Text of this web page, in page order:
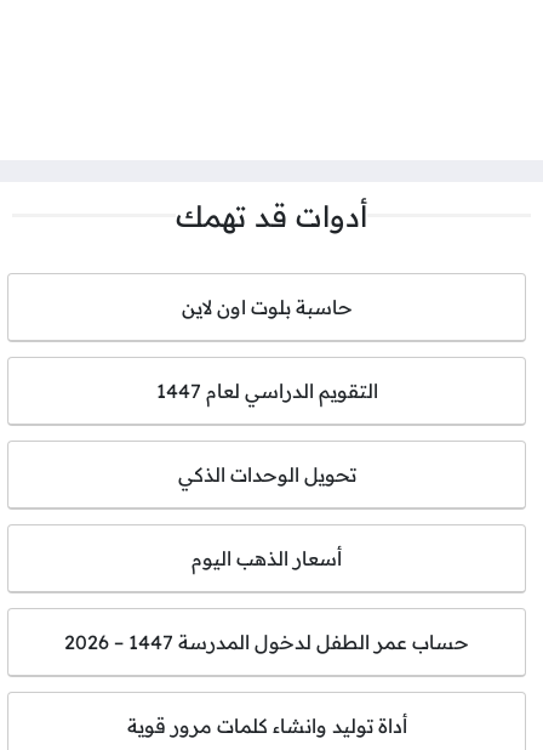
أدوات قد تهمك
حاسبة بلوت اون لاين
التقويم الدراسي لعام 1447
تحويل الوحدات الذكي
أسعار الذهب اليوم
حساب عمر الطفل لدخول المدرسة 1447 – 2026
أداة توليد وانشاء كلمات مرور قوية